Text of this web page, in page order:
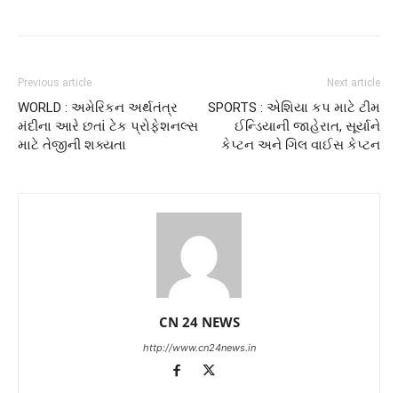
Previous article
WORLD : અમેરિકન અર્થતંત્ર
મંદીના આરે છતાં ટેક પ્રોફેશનલ્સ
માટે તેજીની શક્યતા
Next article
SPORTS : એશિયા કપ માટે ટીમ
ઈન્ડિયાની જાહેરાત, સૂર્યાને
કેપ્ટન અને ગિલ વાઈસ કેપ્ટન
CN 24 NEWS
http://www.cn24news.in